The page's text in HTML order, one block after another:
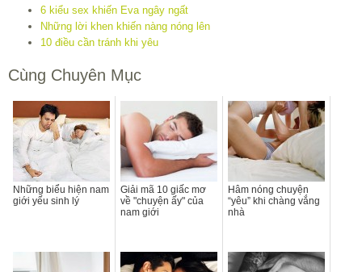
6 kiểu sex khiến Eva ngây ngất
Những lời khen khiến nàng nóng lên
10 điều cần tránh khi yêu
Cùng Chuyên Mục
Những biểu hiện nam
giới yếu sinh lý
Giải mã 10 giấc mơ
về "chuyện ấy" của
nam giới
Hâm nóng chuyện
“yêu” khi chàng vắng
nhà